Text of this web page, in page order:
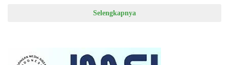
Selengkapnya